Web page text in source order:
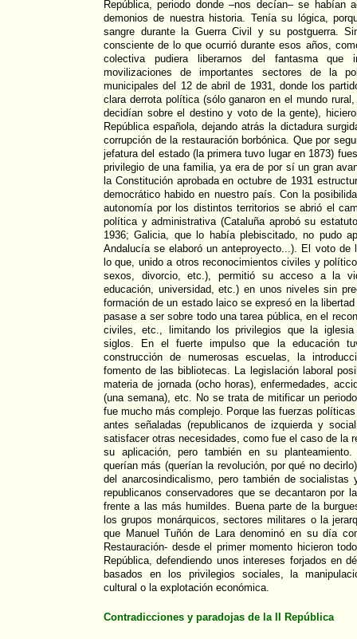
República, periodo donde –nos decían– se habían
demonios de nuestra historia. Tenía su lógica,
sangre durante la Guerra Civil y su postguerra.
consciente de lo que ocurrió durante esos años,
colectiva pudiera liberarnos del fantasma que
movilizaciones de importantes sectores de la
municipales del 12 de abril de 1931, donde los
clara derrota política (sólo ganaron en el mundo
decidían sobre el destino y voto de la gente),
República española, dejando atrás la dictadura
corrupción de la restauración borbónica. Que por
jefatura del estado (la primera tuvo lugar en 1873)
privilegio de una familia, ya era de por sí un gran
la Constitución aprobada en octubre de 1931
democrático habido en nuestro país. Con la
autonomía por los distintos territorios se abrió el
política y administrativa (Cataluña aprobó su
1936; Galicia, que lo había plebiscitado, no pudo
Andalucía se elaboró un anteproyecto...). El voto de
lo que, unido a otros reconocimientos civiles y
sexos, divorcio, etc.), permitió su acceso a la
educación, universidad, etc.) en unos niveles sin
formación de un estado laico se expresó en la
pasase a ser sobre todo una tarea pública, en el
civiles, etc., limitando los privilegios que la
siglos. En el fuerte impulso que la educación
construcción de numerosas escuelas, la
fomento de las bibliotecas. La legislación laboral
materia de jornada (ocho horas), enfermedades,
(una semana), etc. No se trata de mitificar un
fue mucho más complejo. Porque las fuerzas
antes señaladas (republicanos de izquierda y
satisfacer otras necesidades, como fue el caso de la
su aplicación, pero también en su planteamiento.
querían más (querían la revolución, por qué no
del anarcosindicalismo, pero también de socialistas
republicanos conservadores que se decantaron por
frente a las más humildes. Buena parte de la
los grupos monárquicos, sectores militares o la
que Manuel Tuñón de Lara denominó en su día
Restauración- desde el primer momento hicieron
República, defendiendo unos intereses forjados en
basados en los privilegios sociales, la
cultural o la explotación económica.
Contradicciones y paradojas de la II República